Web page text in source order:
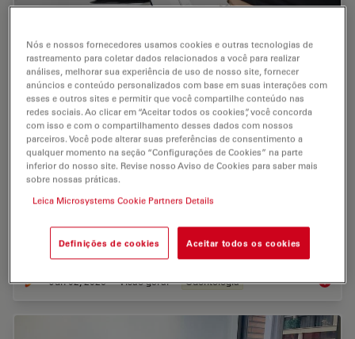
Six Features to Consider when Choosing a
Dental Microscope
The dental surgical microscope has become
increasingly important for high-quality and successful
dental medicine, particularly in the field of
endodontics. A dentist can conduct micro-invasive…
Jun 02, 2026 Visão geral Odontologia Six
Nós e nossos fornecedores usamos cookies e outras tecnologias de
rastreamento para coletar dados relacionados a você para realizar
análises, melhorar sua experiência de uso de nosso site, fornecer
anúncios e conteúdo personalizados com base em suas interações com
esses e outros sites e permitir que você compartilhe conteúdo nas
redes sociais. Ao clicar em “Aceitar todos os cookies”, você concorda
com isso e com o compartilhamento desses dados com nossos
parceiros. Você pode alterar suas preferências de consentimento a
qualquer momento na seção “Configurações de Cookies” na parte
inferior do nosso site. Revise nosso Aviso de Cookies para saber mais
sobre nossas práticas.
Leica Microsystems Cookie Partners Details
Definições de cookies Aceitar todos os cookies